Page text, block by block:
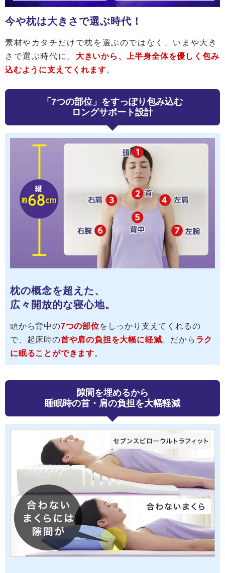
今や枕は大きさで選ぶ時代！
素材やカタチだけで枕を選ぶのではなく、いまや大き
さで選ぶ時代に。 大きいから、上半身全体を優しく包み
込むように支えてくれます。
「7つの部位」をすっぽり包み込む
ロングサポート設計
枕の概念を超えた、
広々開放的な寝心地。
頭から背中の7つの部位をしっかり支えてくれるの
で、起床時の首や肩の負担を大幅に軽減。だから ラク
に眠ることができます。
隙間を埋めるから
睡眠時の首・肩の負担を大幅軽減